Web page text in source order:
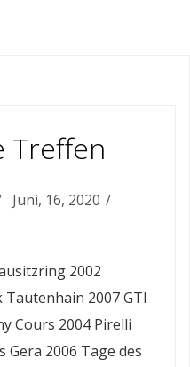
Treffen
Juni, 16, 2020
2002
2007 GTI
Cours 2004 Pirelli
Gera 2006 Tage des